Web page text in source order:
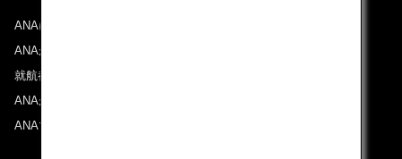
ANAについて
ANAからのお知らせ
就航都市
ANAがお約束する体験
ANAマイレージクラブ